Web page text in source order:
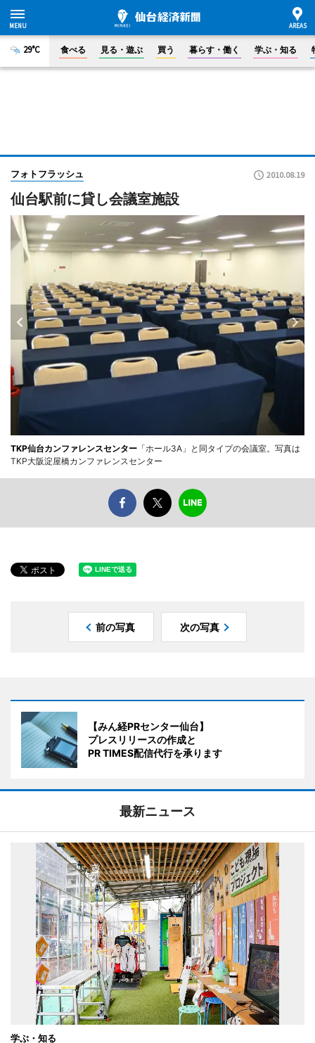
29°C 食べる 見る・遊ぶ 買う 暮らす・働く 学ぶ・知る
フォトフラッシュ 2010.08.19
仙台駅前に貸し会議室施設
TKP仙台カンファレンスセンター 「ホール3A」と同タイプの会議室。写真は
TKP大阪淀屋橋カンファレンスセンター
前の写真 次の写真
【みん経PRセンター仙台】
プレスリリースの作成と
PR TIMES配信代行を承ります
最新ニュース
学ぶ・知る